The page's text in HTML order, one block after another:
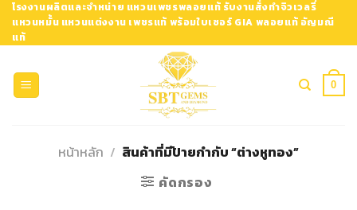
Skip
content
โรงงานผลิตและจำหน่าย แหวนเพชรพลอยแท้ รับงานสั่งทำจิวเวลรี่
แหวนหมั้น แหวนแต่งงาน เพชรแท้ พร้อมใบเซอร์ GIA พลอยแท้ อัญมณี
แท้
0
หน้าหลัก / สินค้าที่มีป้ายกำกับ “ต่างหูทอง”
คัดกรอง